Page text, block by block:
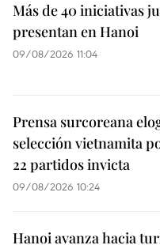
Más de 40 iniciativas
presentan en Hanoi
09/08/2026 11:04
Prensa surcoreana
selección vietnamita
22 partidos invicta
09/08/2026 10:24
Hanoi avanza hacia